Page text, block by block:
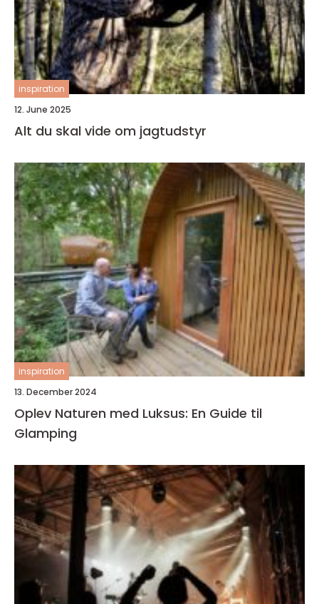
inspiration
12. June 2025
Alt du skal vide om jagtudstyr
inspiration
13. December 2024
Oplev Naturen med Luksus: En Guide til
Glamping